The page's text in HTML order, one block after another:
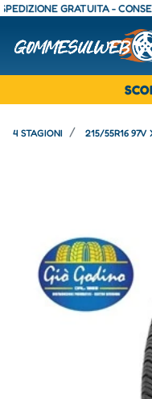
GRATUITA -
4 STAGIONI 215/55R16 97V